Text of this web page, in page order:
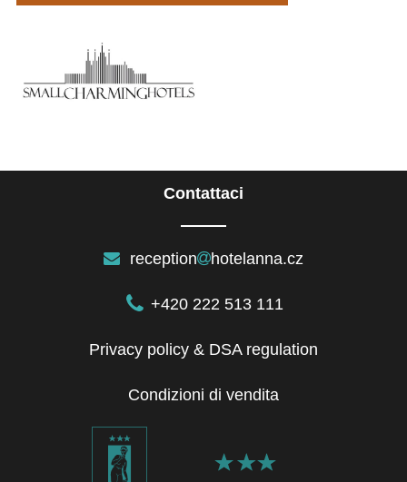
Contattaci
reception hotelanna.cz
+420 222 513 111
Privacy policy & DSA regulation
Condizioni di vendita